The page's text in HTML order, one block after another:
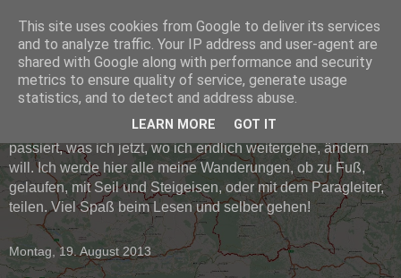
Mich's Wanderlust Blog
Der Grundgedanken für dieses Blog war meine lange
geplante Umwanderung der Steiermark zu dokumentieren.
Seit ich damit begonnen habe ist viel unprotokolliert
passiert, was ich jetzt, wo ich endlich weitergehe, ändern
will. Ich werde hier alle meine Wanderungen, ob zu Fuß,
gelaufen, mit Seil und Steigeisen, oder mit dem Paragleiter,
teilen. Viel Spaß beim Lesen und selber gehen!
Montag, 19. August 2013
This site uses cookies from Google to deliver its services
and to analyze traffic. Your IP address and user-agent are
shared with Google along with performance and security
metrics to ensure quality of service, generate usage
statistics, and to detect and address abuse.
LEARN MORE GOT IT